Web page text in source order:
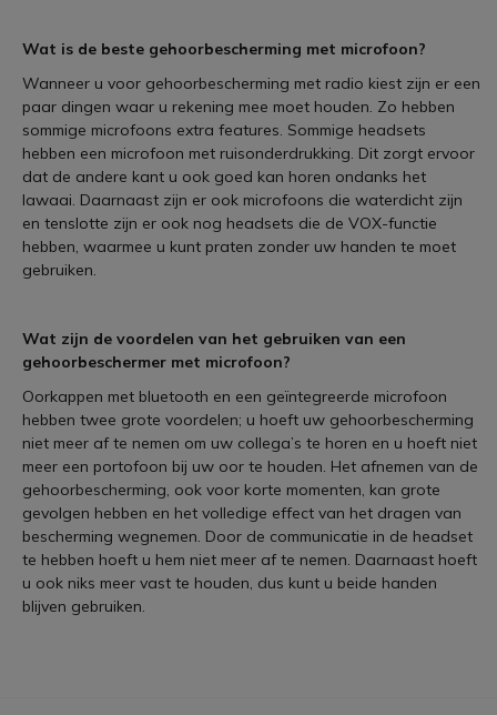
Wat is de beste gehoorbescherming met microfoon?
Wanneer u voor gehoorbescherming met radio kiest zijn er een
paar dingen waar u rekening mee moet houden. Zo hebben
sommige microfoons extra features. Sommige headsets
hebben een microfoon met ruisonderdrukking. Dit zorgt ervoor
dat de andere kant u ook goed kan horen ondanks het
lawaai. Daarnaast zijn er ook microfoons die waterdicht zijn
en tenslotte zijn er ook nog headsets die de VOX-functie
hebben, waarmee u kunt praten zonder uw handen te moet
gebruiken.
Wat zijn de voordelen van het gebruiken van een
gehoorbeschermer met microfoon?
Oorkappen met bluetooth en een geïntegreerde microfoon
hebben twee grote voordelen; u hoeft uw gehoorbescherming
niet meer af te nemen om uw collega’s te horen en u hoeft niet
meer een portofoon bij uw oor te houden. Het afnemen van de
gehoorbescherming, ook voor korte momenten, kan grote
gevolgen hebben en het volledige effect van het dragen van
bescherming wegnemen. Door de communicatie in de headset
te hebben hoeft u hem niet meer af te nemen. Daarnaast hoeft
u ook niks meer vast te houden, dus kunt u beide handen
blijven gebruiken.